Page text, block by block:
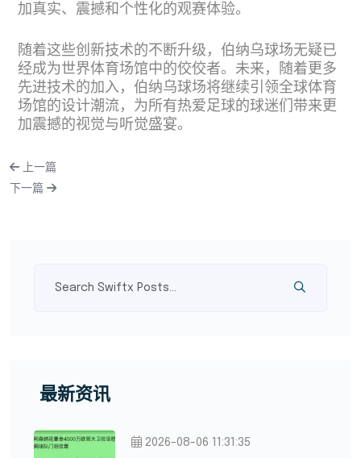
加真实、震撼和个性化的观赛体验。
随着这些创新技术的不断升级，伯纳乌球场无疑已
经成为世界体育场馆中的佼佼者。未来，随着更多
先进技术的加入，伯纳乌球场将继续引领全球体育
场馆的设计潮流，为所有热爱足球的球迷们带来更
加震撼的视觉与听觉盛宴。
上一篇
下一篇
最新资讯
2026-08-06 11:31:35